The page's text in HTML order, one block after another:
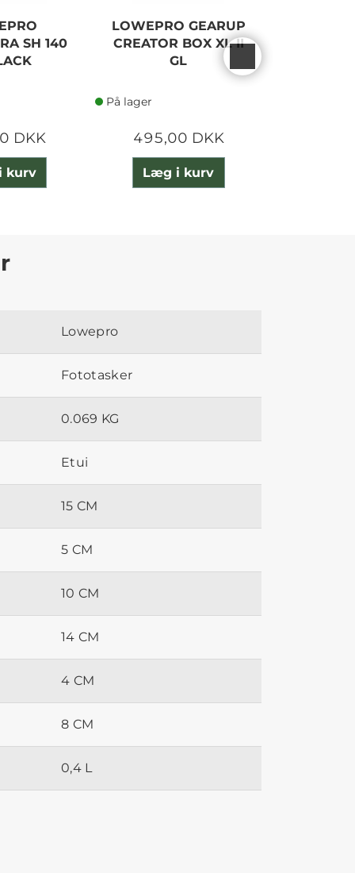
SH 140
DKK
kurv
LOWEPRO GEARUP
CREATOR BOX XL II
GL
På lager
495,00 DKK
Læg i kurv
Lowepro
Fototasker
0.069 KG
Etui
15 CM
5 CM
10 CM
14 CM
4 CM
8 CM
0,4 L